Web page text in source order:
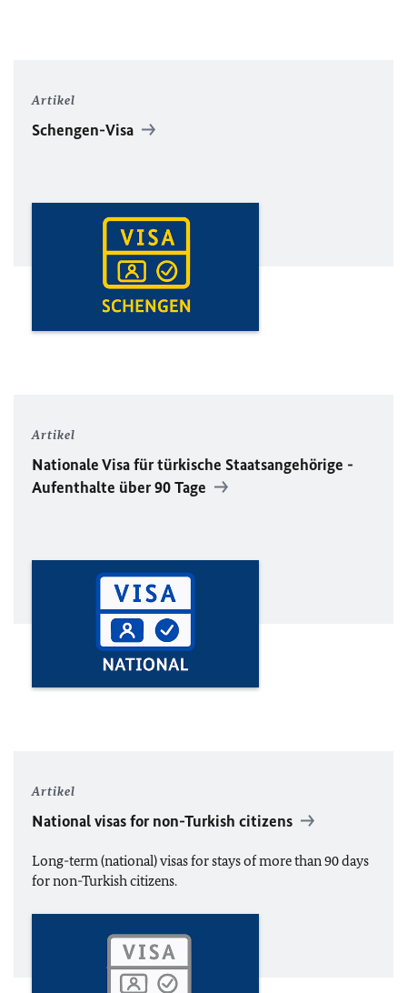
Artikel
Schengen-Visa
Artikel
Nationale Visa für türkische Staatsangehörige -
Aufenthalte über 90 Tage
Artikel
National visas for non-Turkish citizens
Long-term (national) visas for stays of more than 90 days
for non-Turkish citizens.